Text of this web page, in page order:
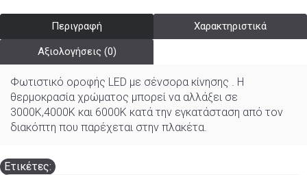
Περιγραφή Χαρακτηριστικά
Αξιολογήσεις (0)
Φωτιστικό οροφής LED με σένσορα κίνησης . Η
θερμοκρασία χρώματος μπορεί να αλλάξει σε
3000K,4000Κ και 6000K κατά την εγκατάσταση από τον
διακόπτη που παρέχεται στην πλακέτα.
Ετικέτες: